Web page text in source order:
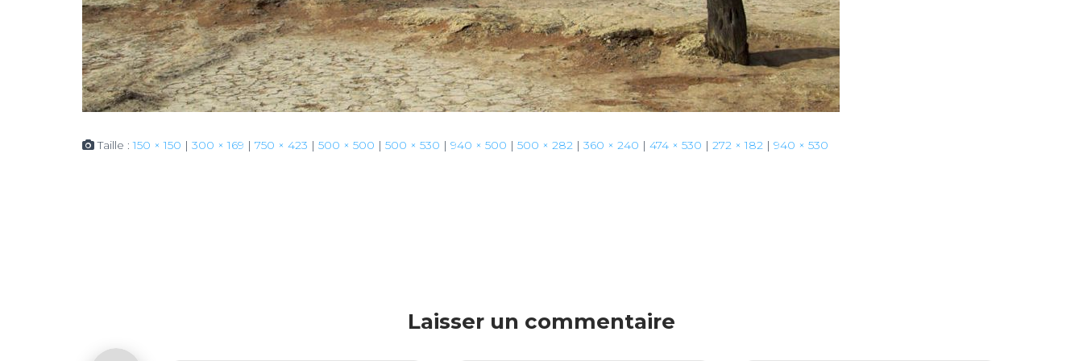
Taille :150 × 150 | 300 × 169 | 750 × 423 | 500 × 500 | 500 × 530 | 940 × 500 | 500 × 282 | 360 × 240 | 474 × 530 | 272 × 182 | 940 × 530
Laisser un commentaire